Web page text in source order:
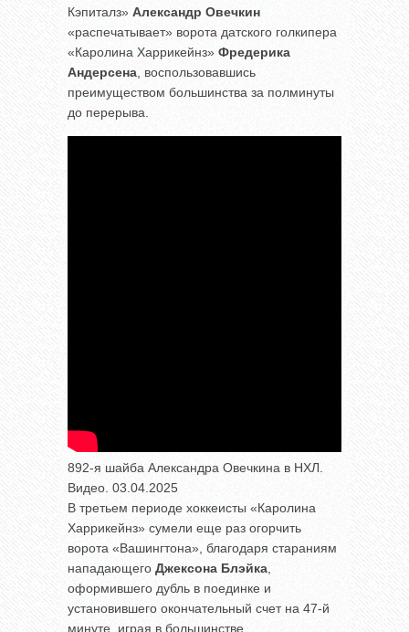
Кэпиталз» Александр Овечкин
«распечатывает» ворота датского голкипера
«Каролина Харрикейнз» Фредерика
Андерсена, воспользовавшись
преимуществом большинства за полминуты
до перерыва.
892-я шайба Александра Овечкина в НХЛ.
Видео. 03.04.2025
В третьем периоде хоккеисты «Каролина
Харрикейнз» сумели еще раз огорчить
ворота «Вашингтона», благодаря стараниям
нападающего Джексона Блэйка,
оформившего дубль в поединке и
установившего окончательный счет на 47-й
минуте, играя в большинстве.